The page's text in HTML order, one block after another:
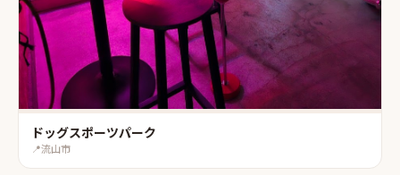
ドッグスポーツパーク
📍流山市